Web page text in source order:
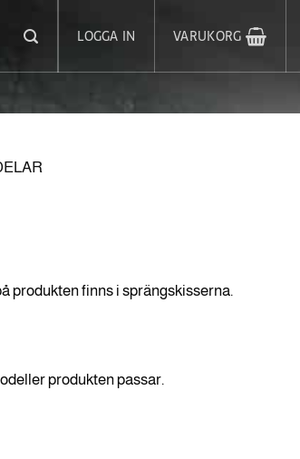
LOGGA IN VARUKORG
produkten finns i sprängskisserna.
produkten passar.